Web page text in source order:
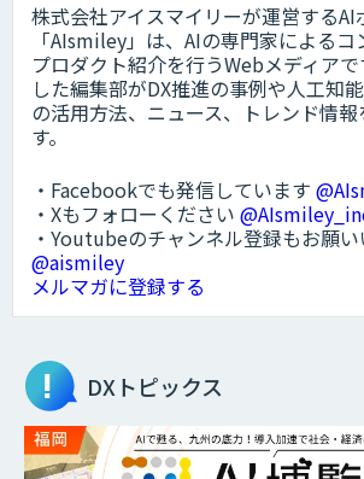
株式会社アイスマイリーが運営するAI
「AIsmiley」は、AIの専門家によるコ
プロダクト紹介を行うWebメディア
した編集部がDX推進の事例や人工知
の活用方法、ニュース、トレンド情
す。
・Facebookでも発信しています
・Xもフォローください
・Youtubeのチャンネル登録もお願
@aismiley
メルマガに登録する
DXトピックス